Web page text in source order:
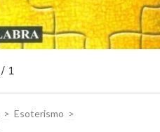
/ 1
> Esoterismo >